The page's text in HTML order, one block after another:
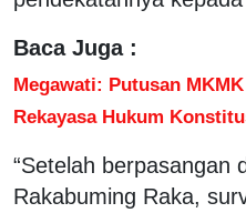
Baca Juga :
Megawati: Putusan
Rekayasa Hukum
“Setelah berpasangan
Rakabuming Raka,